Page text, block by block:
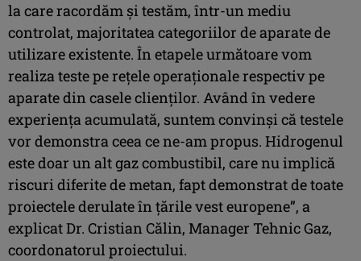
la care racordăm și testăm, într-un mediu
controlat, majoritatea categoriilor de aparate de
utilizare existente. În etapele următoare vom
realiza teste pe rețele operaționale respectiv pe
aparate din casele clienților. Având în vedere
experiența acumulată, suntem convinși că testele
vor demonstra ceea ce ne-am propus. Hidrogenul
este doar un alt gaz combustibil, care nu implică
riscuri diferite de metan, fapt demonstrat de toate
proiectele derulate în țările vest europene”, a
explicat Dr. Cristian Călin, Manager Tehnic Gaz,
coordonatorul proiectului.